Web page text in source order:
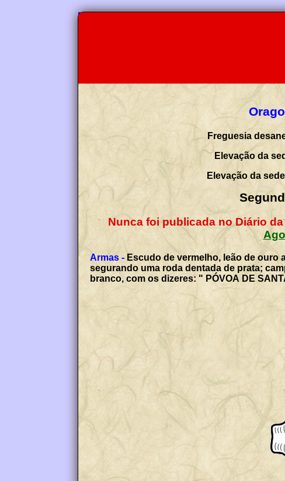
Freguesia
Elevação da
Elevação da
Nunca foi publicada no Diário
Armas - Escudo de vermelho, leão de ouro
segurando uma roda dentada de prata;
branco, com os dizeres: " PÓVOA DE